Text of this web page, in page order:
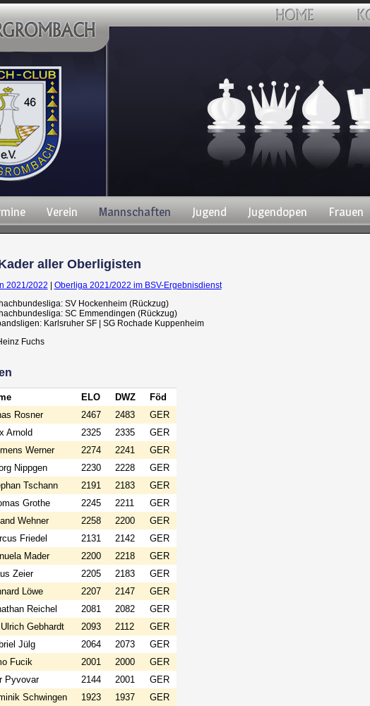
Verein Mannschaften Jugend Jugendopen Frauen
aller Oberligisten
2021/2022
Oberliga 2021/2022 im BSV-Ergebnisdienst
SV Hockenheim (Rückzug)
SC Emmendingen (Rückzug)
Karlsruher SF | SG Rochade Kuppenheim
Fuchs
ELO DWZ
Föd
Rosner 2467 2483
GER
Arnold 2325 2335
GER
Werner 2274 2241
GER
Nippgen 2230 2228
GER
Tschann 2191 2183
GER
Grothe 2245 2211
GER
Wehner 2258 2200
GER
Friedel 2131 2142
GER
Mader 2200 2218
GER
Zeier 2205 2183
GER
Löwe 2207 2147
GER
Reichel 2081 2082
GER
Ulrich Gebhardt 2093 2112
GER
Jülg 2064 2073
GER
Fucik 2001 2000
GER
Pyvovar 2144 2001
GER
Schwingen 1923 1937
GER